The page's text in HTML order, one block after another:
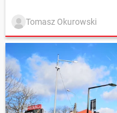
Tomasz Okurowski